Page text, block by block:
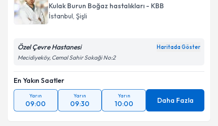
Kulak Burun Boğaz hastalıkları - KBB
İstanbul, Şişli
Özel Çevre Hastanesi Haritada Göster
Mecidiyeköy, Cemal Sahir Sokaği No:2
En Yakın Saatler
Yarın
09:00
Yarın
09:30
Yarın
10:00 Daha Fazla